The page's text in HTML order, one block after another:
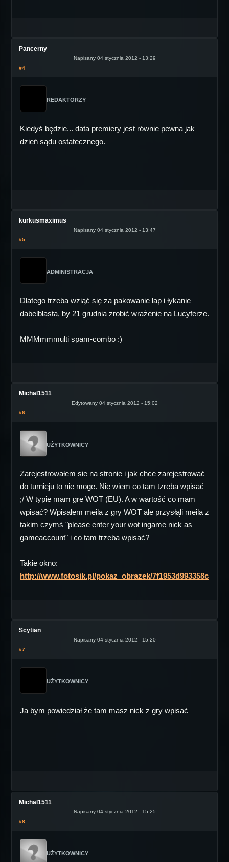
Pancerny
Napisany 04 stycznia 2012 - 13:29
#4
REDAKTORZY
Kiedyś będzie... data premiery jest równie pewna jak
dzień sądu ostatecznego.
kurkusmaximus
Napisany 04 stycznia 2012 - 13:47
#5
ADMINISTRACJA
Dlatego trzeba wziąć się za pakowanie łap i łykanie
dabelblasta, by 21 grudnia zrobić wrażenie na Lucyferze.
MMMmmmulti spam-combo :)
Michal1511
Edytowany 04 stycznia 2012 - 15:02
#6
UŻYTKOWNICY
Zarejestrowałem sie na stronie i jak chce zarejestrować
do turnieju to nie moge. Nie wiem co tam tzreba wpisać
;/ W typie mam gre WOT (EU). A w wartość co mam
wpisać? Wpisałem meila z gry WOT ale przysłąli meila z
takim czymś "please enter your wot ingame nick as
gameaccount" i co tam trzeba wpisać?
Takie okno:
http://www.fotosik.pl/pokaz_obrazek/
Scytian
Napisany 04 stycznia 2012 - 15:20
#7
UŻYTKOWNICY
Ja bym powiedział że tam masz nick z gry wpisać
Michal1511
Napisany 04 stycznia 2012 - 15:25
#8
UŻYTKOWNICY